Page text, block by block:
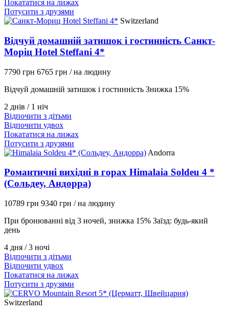
Покататися на лижах
Потусити з друзями
Switzerland
Відчуй домашній затишок і гостинність Санкт-
Моріц Hotel Steffani 4*
7790 грн 6765 грн / на людину
Відчуй домашній затишок і гостинність Знижка 15%
2 днів / 1 ніч
Відпочити з дітьми
Відпочити удвох
Покататися на лижах
Потусити з друзями
Andorra
Романтичні вихідні в горах Himalaia Soldeu 4 *
(Сольдеу, Андорра)
10789 грн 9340 грн / на людину
При бронюванні від 3 ночей, знижка 15% Заїзд: будь-який
день
4 дня / 3 ночі
Відпочити з дітьми
Відпочити удвох
Покататися на лижах
Потусити з друзями
Switzerland